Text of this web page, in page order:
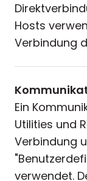
Hosts
Verbindung
Ein
Utilities und
Verbindung
verwendet.